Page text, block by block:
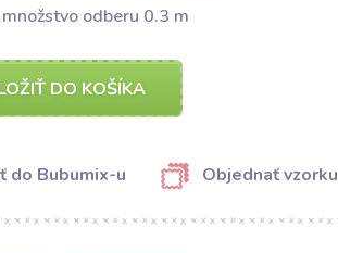
odberu 0.3 m
DO KOŠÍKA
do Bubumix-u Objednať vzorku